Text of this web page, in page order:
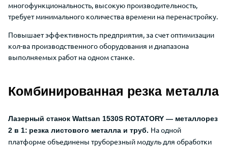
многофункциональность, высокую производительность,
требует минимального количества времени на перенастройку.
Повышает эффективность предприятия, за счет оптимизации
кол-ва производственного оборудования и диапазона
выполняемых работ на одном станке.
Комбинированная резка металла
Лазерный станок Wattsan 1530S ROTATORY — металлорез
2 в 1: резка листового металла и труб. На одной
платформе объединены труборезный модуль для обработки